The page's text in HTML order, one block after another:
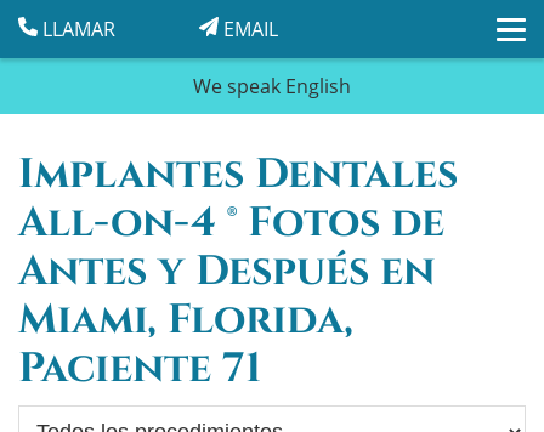
We speak English
LLAMAR EMAIL
Implantes Dentales
All-on-4 ® Fotos de
Antes y Después en
Miami, Florida,
Paciente 71